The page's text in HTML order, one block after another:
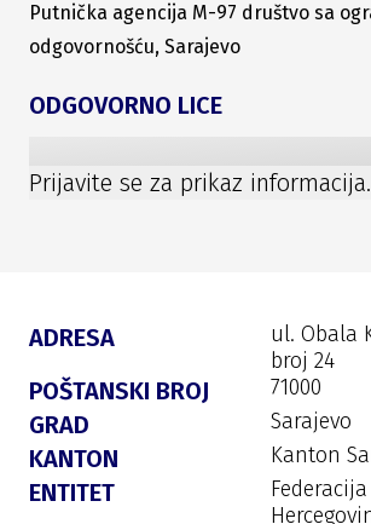
Putnička agencija M-97 društvo sa
odgovornošću, Sarajevo
ODGOVORNO LICE
Prijavite se za prikaz informacija.
ADRESA
ul. Obala
broj 24
POŠTANSKI BROJ 71000
GRAD Sarajevo
KANTON Kanton
ENTITET